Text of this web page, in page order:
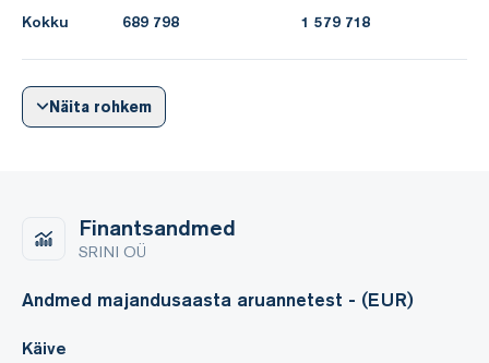
Kokku
689 798 1 579 718
Näita rohkem
Finantsandmed
SRINI OÜ
Andmed majandusaasta aruannetest - (EUR)
Käive